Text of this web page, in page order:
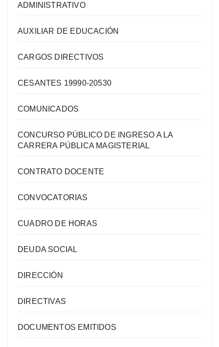
ADMINISTRATIVO
AUXILIAR DE EDUCACIÓN
CARGOS DIRECTIVOS
CESANTES 19990-20530
COMUNICADOS
CONCURSO PÚBLICO DE INGRESO A LA
CARRERA PÚBLICA MAGISTERIAL
CONTRATO DOCENTE
CONVOCATORIAS
CUADRO DE HORAS
DEUDA SOCIAL
DIRECCIÓN
DIRECTIVAS
DOCUMENTOS EMITIDOS